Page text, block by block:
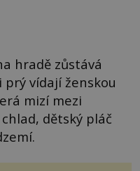
hradě zůstává
vídají ženskou
mizí mezi
dětský pláč